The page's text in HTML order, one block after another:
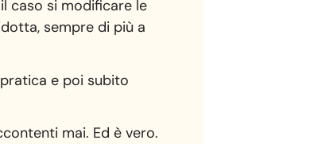
caso si modificare le
sempre di più a
e poi subito
mai. Ed è vero.